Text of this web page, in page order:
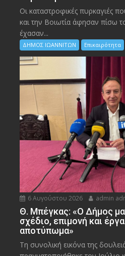
Οι καταστροφικές πυρκαγιές
και την Bοιωτία άφησαν πίσω
έχασαν...
ΔΗΜΟΣ ΙΩΑΝΝΙΤΩΝ Επικαιρότητα
6 Αυγούστου 2026 admin
Θ. Μπέγκας: «Ο Δήμος
σχέδιο, επιμονή και
αποτύπωμα»
Τη συνολική εικόνα της